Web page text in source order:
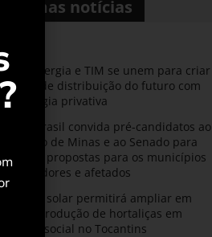
Últimas notícias
CPFL Energia e TIM se unem para criar
a rede de distribuição do futuro com
tecnologia privativa
AMIG Brasil convida pré-candidatos ao
Governo de Minas e ao Senado para
discutir propostas para os municípios
mineradores e afetados
Energia solar permitirá ampliar em
25% a produção de hortaliças em
projeto social no Tocantins